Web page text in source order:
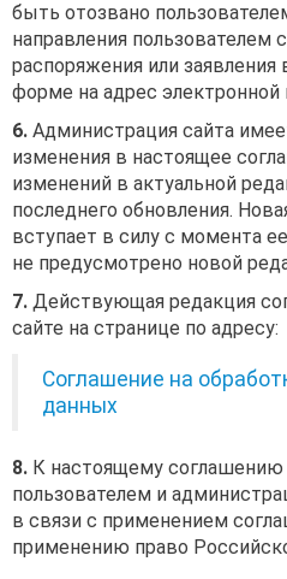
быть отозвано
направления пользователем
распоряжения или
форме на адрес электронной
6. Администрация сайта
изменения в настоящее
изменений в актуальной
последнего обновления.
вступает в силу с момента
не предусмотрено новой
7. Действующая редакция
сайте на странице по адресу:
Соглашение на
данных
8. К настоящему
пользователем и
в связи с применением
применению право